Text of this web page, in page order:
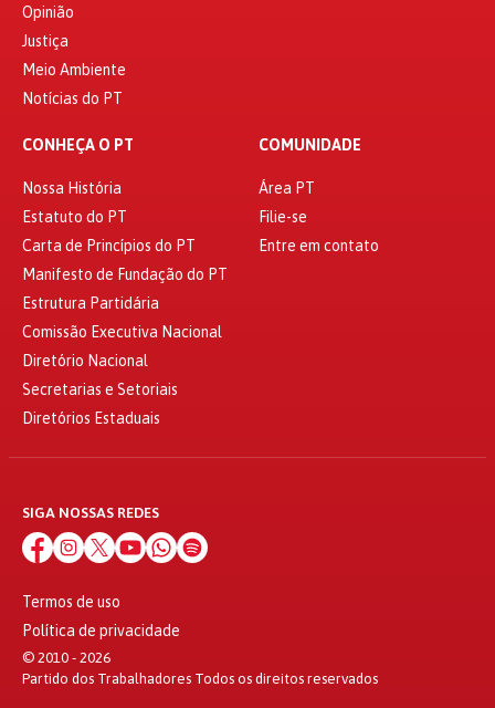
Opinião
Justiça
Meio Ambiente
Notícias do PT
CONHEÇA O PT
Nossa História
Estatuto do PT
Carta de Princípios do PT
Manifesto de Fundação do PT
Estrutura Partidária
Comissão Executiva Nacional
Diretório Nacional
Secretarias e Setoriais
Diretórios Estaduais
COMUNIDADE
Área PT
Filie-se
Entre em contato
SIGA NOSSAS REDES
Termos de uso
Política de privacidade
© 2010 - 2026
Partido dos Trabalhadores Todos os direitos reservados